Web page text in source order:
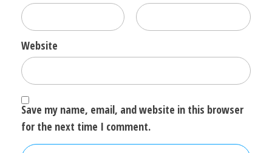
Website
Save my name, email, and website in this browser
for the next time I comment.